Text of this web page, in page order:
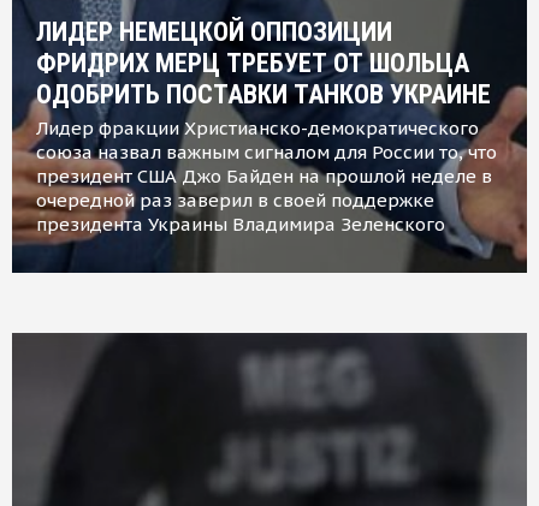
ЛИДЕР НЕМЕЦКОЙ ОППОЗИЦИИ
ФРИДРИХ МЕРЦ ТРЕБУЕТ ОТ ШОЛЬЦА
ОДОБРИТЬ ПОСТАВКИ ТАНКОВ УКРАИНЕ
Лидер фракции Христианско-демократического
союза назвал важным сигналом для России то, что
президент США Джо Байден на прошлой неделе в
очередной раз заверил в своей поддержке
президента Украины Владимира Зеленского